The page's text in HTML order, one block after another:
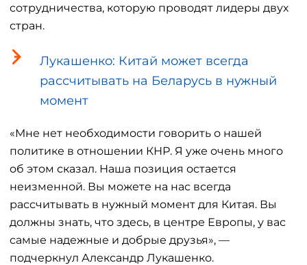
сотрудничества, которую проводят лидеры двух
стран.
Лукашенко: Китай может всегда
рассчитывать на Беларусь в нужный
момент
«Мне нет необходимости говорить о нашей
политике в отношении КНР. Я уже очень много
об этом сказал. Наша позиция остается
неизменной. Вы можете на нас всегда
рассчитывать в нужный момент для Китая. Вы
должны знать, что здесь, в центре Европы, у вас
самые надежные и добрые друзья», —
подчеркнул Александр Лукашенко.